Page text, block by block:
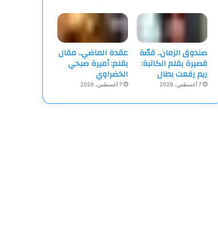
صندوق الزمان.. قصّة
قصيرة بقلم الكاتبة:
ريم رفعت بطال
7 أغسطس، 2026
عقدة الماضي.. مقال
بقلم: أميرة صبحي
الخضراوي
7 أغسطس، 2026